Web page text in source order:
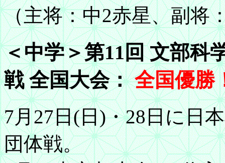
（主将：中2赤星、副将
＜中学＞第11回 文部科
戦 全国大会：全国優勝
7月27日(日)・28日に日
団体戦。